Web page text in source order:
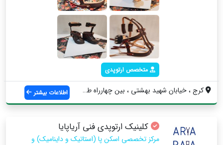
متخصص ارتوپدی
کرج ، خیابان شهید بهشتی ، بین چهارراه طا... اطلاعات بیشتر
کلینیک ارتوپدی فنی آریاپایا
مرکز تخصصی اسکن پا (استاتیک و داینامیک) و